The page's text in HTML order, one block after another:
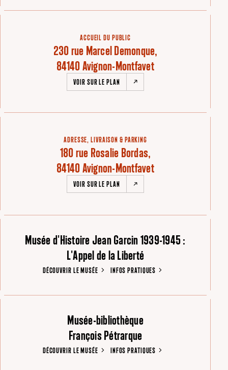
ACCUEIL DU PUBLIC
230 rue Marcel Demonque,
84140 Avignon-Montfavet
VOIR SUR LE PLAN
ADRESSE, LIVRAISON & PARKING
180 rue Rosalie Bordas,
84140 Avignon-Montfavet
VOIR SUR LE PLAN
Musée d'Histoire Jean Garcin 1939-1945 :
L'Appel de la Liberté
DÉCOUVRIR LE MUSÉE INFOS PRATIQUES
Musée-bibliothèque
François Pétrarque
DÉCOUVRIR LE MUSÉE INFOS PRATIQUES